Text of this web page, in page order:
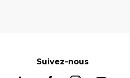
leur durabilité et
Suivez-nous